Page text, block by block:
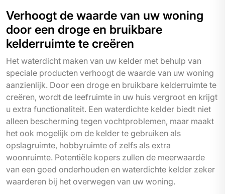
Verhoogt de waarde van uw woning
door een droge en bruikbare
kelderruimte te creëren
Het waterdicht maken van uw kelder met behulp van
speciale producten verhoogt de waarde van uw woning
aanzienlijk. Door een droge en bruikbare kelderruimte te
creëren, wordt de leefruimte in uw huis vergroot en krijgt
u extra functionaliteit. Een waterdichte kelder biedt niet
alleen bescherming tegen vochtproblemen, maar maakt
het ook mogelijk om de kelder te gebruiken als
opslagruimte, hobbyruimte of zelfs als extra
woonruimte. Potentiële kopers zullen de meerwaarde
van een goed onderhouden en waterdichte kelder zeker
waarderen bij het overwegen van uw woning.